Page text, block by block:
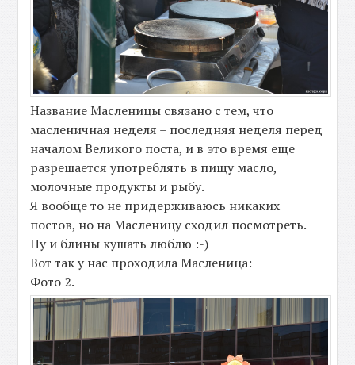
Название Масленицы связано с тем, что
масленичная неделя – последняя неделя перед
началом Великого поста, и в это время еще
разрешается употреблять в пищу масло,
молочные продукты и рыбу.
Я вообще то не придерживаюсь никаких
постов, но на Масленицу сходил посмотреть.
Ну и блины кушать люблю :-)
Вот так у нас проходила Масленица:
Фото 2.